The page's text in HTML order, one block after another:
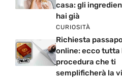
casa: gli
hai già
CURIOSITÀ
Richiesta
online: ecco tutta
procedura che ti
semplificherà la